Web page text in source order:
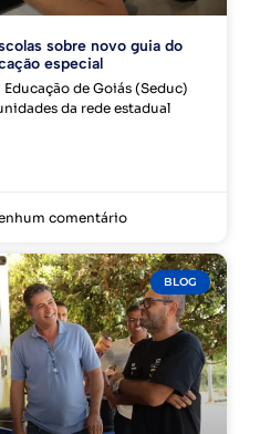
sobre novo guia do
especial
de Goiás (Seduc)
da rede estadual
comentário
BLOG